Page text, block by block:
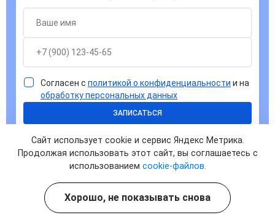
Согласен с политикой о конфиденциальности и на
обработку персональных данных
ЗАПИСАТЬСЯ
Ответы на часто задаваемые
Сайт использует cookie и сервис Яндекс Метрика.
Продолжая использовать этот сайт, вы соглашаетесь с
использованием cookie-файлов.
Хорошо, не показывать снова